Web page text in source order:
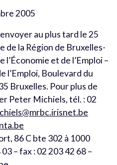
2005
au plus tard le 25
la Région de Bruxelles-
et de l’Emploi –
l’Emploi, Boulevard du
Bruxelles. Pour plus de
Peter Michiels, tél. : 02
86 C bte 302 à 1000
– fax : 02 203 42 68 –